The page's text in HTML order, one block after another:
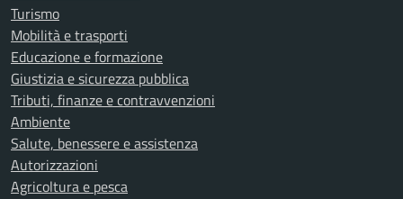
Turismo
Mobilità e trasporti
Educazione e formazione
Giustizia e sicurezza pubblica
Tributi, finanze e contravvenzioni
Ambiente
Salute, benessere e assistenza
Autorizzazioni
Agricoltura e pesca